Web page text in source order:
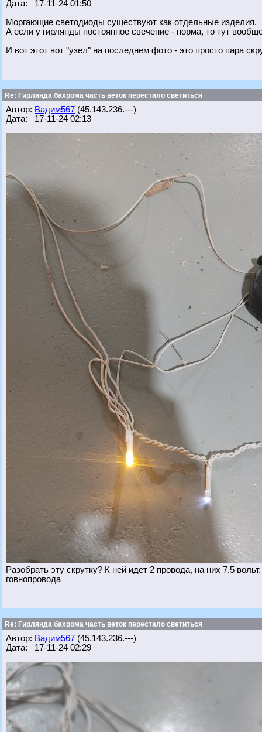
Дата: 17-11-24 01:50
Моргающие светодиоды существуют как отдельные изделия.
А если у гирлянды постоянное свечение - норма, то тут
И вот этот вот "узел" на последнем фото - это просто пара
Re: Гирлянда бахрома часть веток перестало светиться
Автор: Вадим567 (45.143.236.---)
Дата: 17-11-24 02:13
Разобрать эту скрутку? К ней идет 2 провода, на них 7.5
говнопровода
Re: Гирлянда бахрома часть веток перестало светиться
Автор: Вадим567 (45.143.236.---)
Дата: 17-11-24 02:29